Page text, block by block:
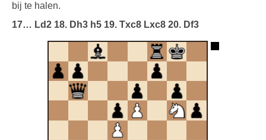
bij te halen.
17… Ld2 18. Dh3 h5 19. Txc8 Lxc8 20. Df3